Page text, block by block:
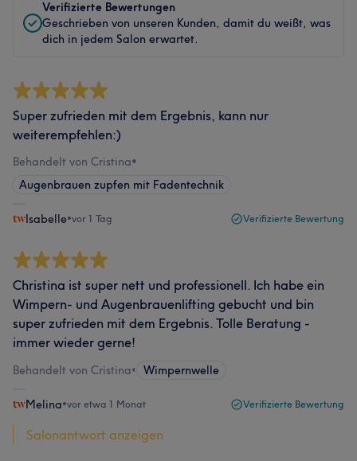
Verifizierte Bewertungen
Geschrieben von unseren Kunden, damit du weißt, was
dich in jedem Salon erwartet.
Super zufrieden mit dem Ergebnis, kann nur
weiterempfehlen:)
Behandelt von Cristina•
Augenbrauen zupfen mit Fadentechnik
Isabelle•vor 1 Tag Verifizierte Bewertung
Christina ist super nett und professionell. Ich habe ein
Wimpern- und Augenbrauenlifting gebucht und bin
super zufrieden mit dem Ergebnis. Tolle Beratung -
immer wieder gerne!
Behandelt von Cristina• Wimpernwelle
Melina•vor etwa 1 Monat Verifizierte Bewertung
Salonantwort anzeigen